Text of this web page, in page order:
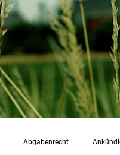
Abgabenrecht